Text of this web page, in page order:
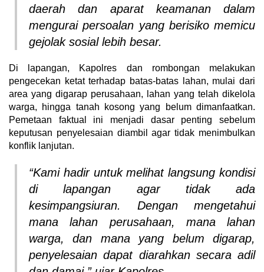
daerah dan aparat keamanan dalam
mengurai persoalan yang berisiko memicu
gejolak sosial lebih besar.
Di lapangan, Kapolres dan rombongan melakukan
pengecekan ketat terhadap batas-batas lahan, mulai dari
area yang digarap perusahaan, lahan yang telah dikelola
warga, hingga tanah kosong yang belum dimanfaatkan.
Pemetaan faktual ini menjadi dasar penting sebelum
keputusan penyelesaian diambil agar tidak menimbulkan
konflik lanjutan.
“Kami hadir untuk melihat langsung kondisi
di lapangan agar tidak ada
kesimpangsiuran. Dengan mengetahui
mana lahan perusahaan, mana lahan
warga, dan mana yang belum digarap,
penyelesaian dapat diarahkan secara adil